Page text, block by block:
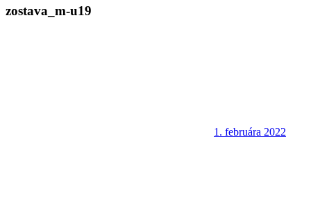
zostava_m-u19
1. februára 2022